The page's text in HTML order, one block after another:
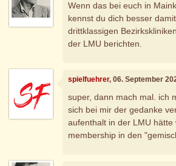
Wenn das bei euch in
kennst du dich besser
drittklassigen
der LMU berichten.
spielfuehrer, 06. September
super, dann mach mal. ich
sich bei mir der gedanke
aufenthalt in der LMU hätte
membership in den